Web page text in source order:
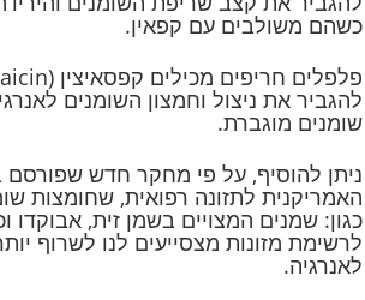
כשהם משולבים עם קפאין.
להגביר את ניצול וחמצון השומנים
שומנים מוגברת.
ניתן להוסיף, על פי מחקר חדש
האמריקנית לתזונה רפואית, שחומצות
כגון: שמנים המצויים בשמן זית, אבוקדו
לרשימת מזונות מצסייעים לנו לשרוף
לאנרגיה.